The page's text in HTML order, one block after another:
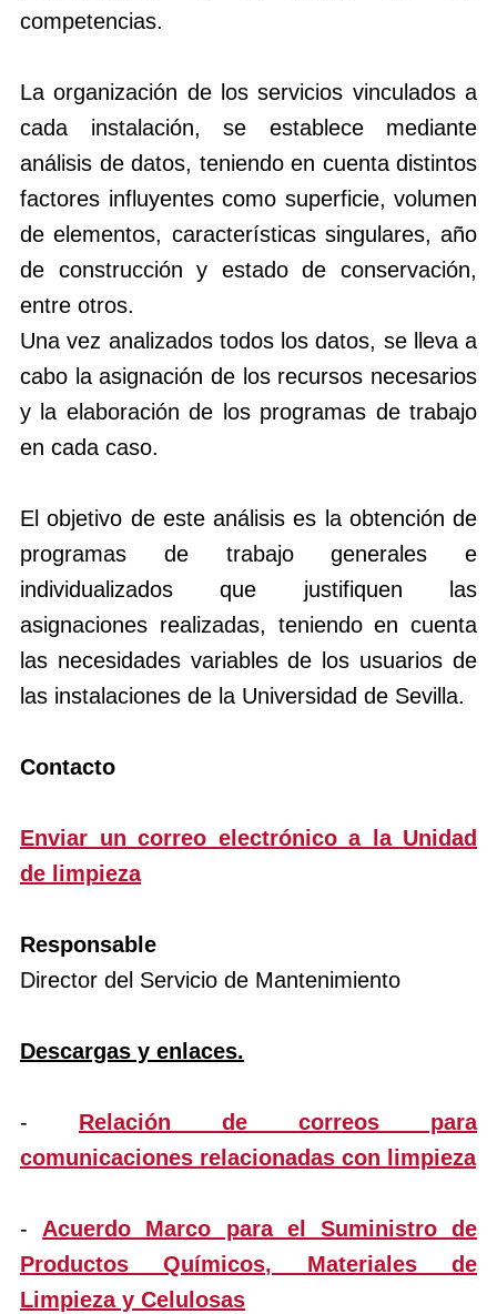
competencias.
La organización de los servicios vinculados a
cada instalación, se establece mediante
análisis de datos, teniendo en cuenta distintos
factores influyentes como superficie, volumen
de elementos, características singulares, año
de construcción y estado de conservación,
entre otros.
Una vez analizados todos los datos, se lleva a
cabo la asignación de los recursos necesarios
y la elaboración de los programas de trabajo
en cada caso.
El objetivo de este análisis es la obtención de
programas de trabajo generales e
individualizados que justifiquen las
asignaciones realizadas, teniendo en cuenta
las necesidades variables de los usuarios de
las instalaciones de la Universidad de Sevilla.
Contacto
Enviar un correo electrónico a la Unidad
de limpieza
Responsable
Director del Servicio de Mantenimiento
Descargas y enlaces.
- Relación de correos para
comunicaciones relacionadas con limpieza
- Acuerdo Marco para el Suministro de
Productos Químicos, Materiales de
Limpieza y Celulosas